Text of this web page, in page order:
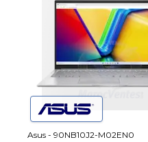
Asus - 90NB10J2-M02EN0